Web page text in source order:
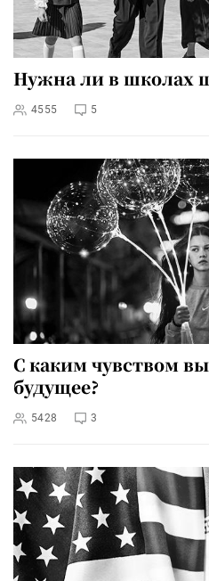
Нужна ли в школах
4555 5
С каким чувством
будущее?
5428 3